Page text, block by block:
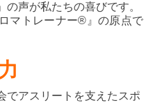
の声が私たちの喜びです。
マトレーナー®』の原点で
でアスリートを支えたスポ